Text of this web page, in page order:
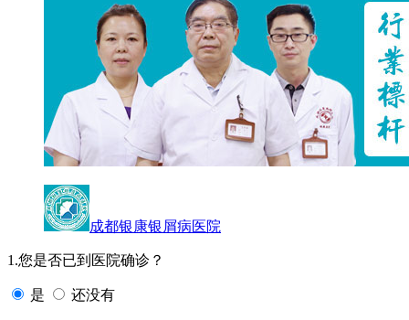
成都银康银屑病医院
1.您是否已到医院确诊？
是 还没有